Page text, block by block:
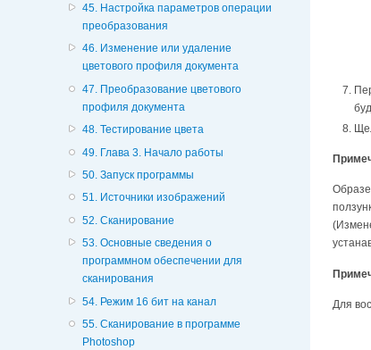
45. Настройка параметров операции
преобразования
46. Изменение или удаление
цветового профиля документа
47. Преобразование цветового
профиля документа
48. Тестирование цвета
49. Глава 3. Начало работы
50. Запуск программы
51. Источники изображений
52. Сканирование
53. Основные сведения о
программном обеспечении для
сканирования
54. Режим 16 бит на канал
55. Сканирование в программе
Photoshop
Для